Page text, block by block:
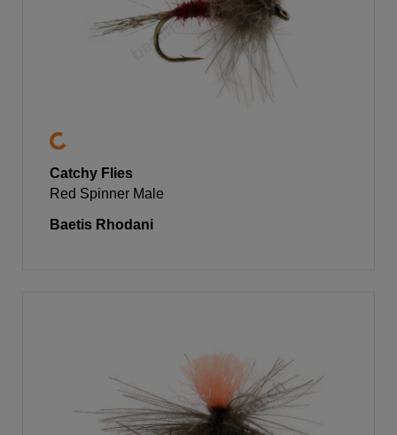
Catchy Flies
Red Spinner Male
Baetis Rhodani